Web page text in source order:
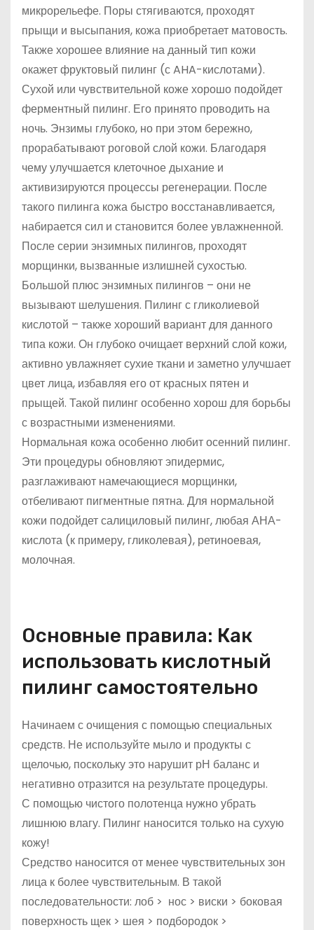
микрорельефе. Поры стягиваются, проходят
прыщи и высыпания, кожа приобретает матовость.
Также хорошее влияние на данный тип кожи
окажет фруктовый пилинг (с AHA-кислотами).
Сухой или чувствительной коже хорошо подойдет
ферментный пилинг. Его принято проводить на
ночь. Энзимы глубоко, но при этом бережно,
прорабатывают роговой слой кожи. Благодаря
чему улучшается клеточное дыхание и
активизируются процессы регенерации. После
такого пилинга кожа быстро восстанавливается,
набирается сил и становится более увлажненной.
После серии энзимных пилингов, проходят
морщинки, вызванные излишней сухостью.
Большой плюс энзимных пилингов – они не
вызывают шелушения. Пилинг с гликолиевой
кислотой – также хороший вариант для данного
типа кожи. Он глубоко очищает верхний слой кожи,
активно увлажняет сухие ткани и заметно улучшает
цвет лица, избавляя его от красных пятен и
прыщей. Такой пилинг особенно хорош для борьбы
с возрастными изменениями.
Нормальная кожа особенно любит осенний пилинг.
Эти процедуры обновляют эпидермис,
разглаживают намечающиеся морщинки,
отбеливают пигментные пятна. Для нормальной
кожи подойдет салициловый пилинг, любая АНА-
кислота (к примеру, гликолевая), ретиноевая,
молочная.
Основные правила: Как
использовать кислотный
пилинг самостоятельно
Начинаем с очищения с помощью специальных
средств. Не используйте мыло и продукты с
щелочью, поскольку это нарушит рН баланс и
негативно отразится на результате процедуры.
С помощью чистого полотенца нужно убрать
лишнюю влагу. Пилинг наносится только на сухую
кожу!
Средство наносится от менее чувствительных зон
лица к более чувствительным. В такой
последовательности: лоб > нос > виски > боковая
поверхность щек > шея > подбородок >